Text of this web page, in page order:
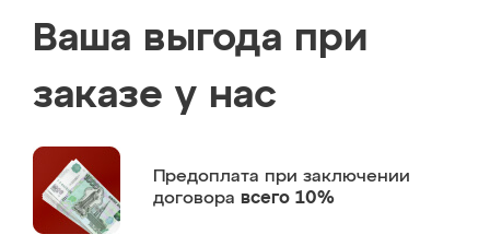
Ваша выгода при
заказе у нас
Предоплата при заключении
договора всего 10%